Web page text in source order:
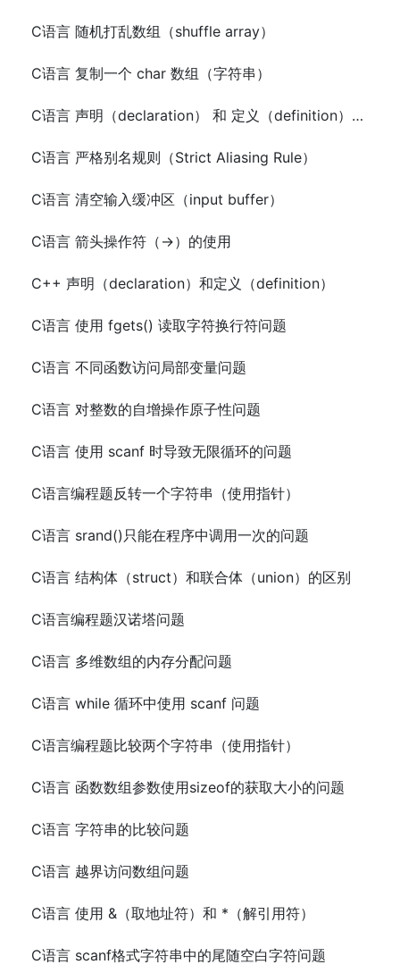
C语言 随机打乱数组（shuffle array）
C语言 复制一个 char 数组（字符串）
C语言 声明（declaration） 和 定义（definition）区别
C语言 严格别名规则（Strict Aliasing Rule）
C语言 清空输入缓冲区（input buffer）
C语言 箭头操作符（->）的使用
C++ 声明（declaration）和定义（definition）
C语言 使用 fgets() 读取字符换行符问题
C语言 不同函数访问局部变量问题
C语言 对整数的自增操作原子性问题
C语言 使用 scanf 时导致无限循环的问题
C语言编程题反转一个字符串（使用指针）
C语言 srand()只能在程序中调用一次的问题
C语言 结构体（struct）和联合体（union）的区别
C语言编程题汉诺塔问题
C语言 多维数组的内存分配问题
C语言 while 循环中使用 scanf 问题
C语言编程题比较两个字符串（使用指针）
C语言 函数数组参数使用sizeof的获取大小的问题
C语言 字符串的比较问题
C语言 越界访问数组问题
C语言 使用 &（取地址符）和 *（解引用符）
C语言 scanf格式字符串中的尾随空白字符问题